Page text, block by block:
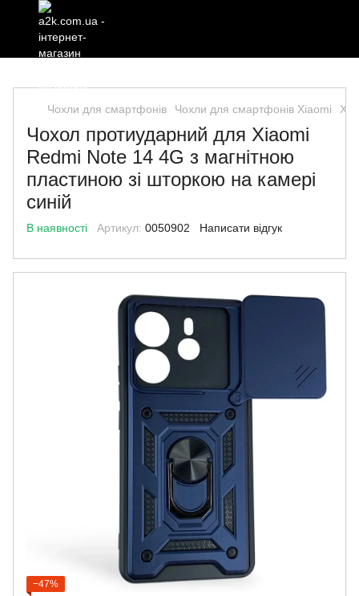
Чохли для смартфонів Чохли для смартфонів Xiaomi
Чохол протиударний для Xiaomi
Redmi Note 14 4G з магнітною
пластиною зі шторкою на камері
синій
В наявності Артикул: 0050902 Написати відгук
−47%